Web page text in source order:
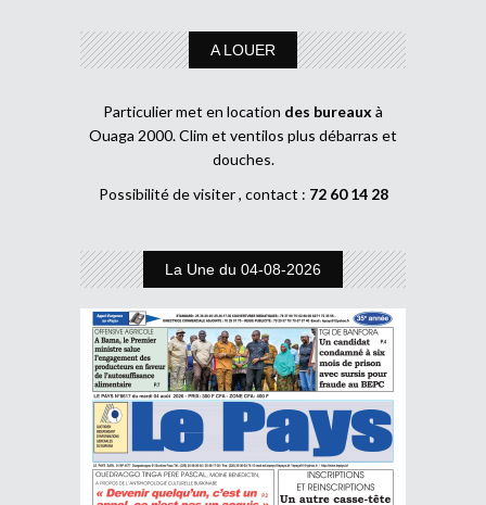
A LOUER
Particulier met en location des bureaux à
Ouaga 2000. Clim et ventilos plus débarras et
douches.
Possibilité de visiter , contact : 72 60 14 28
La Une du 04-08-2026